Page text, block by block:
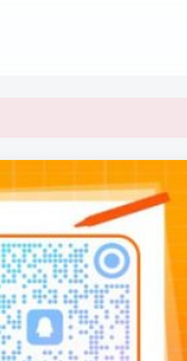
媒体短视频教程等，长